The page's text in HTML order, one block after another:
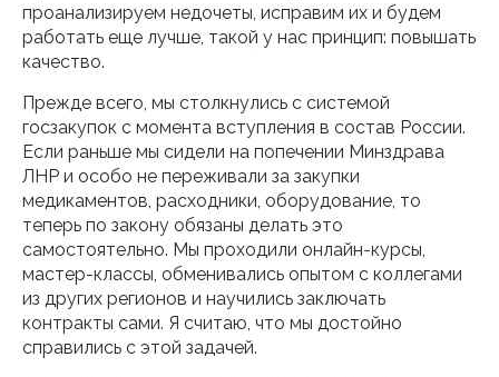
проанализируем недочеты, исправим их и будем
работать еще лучше, такой у нас принцип: повышать
качество.
Прежде всего, мы столкнулись с системой
госзакупок с момента вступления в состав России.
Если раньше мы сидели на попечении Минздрава
ЛНР и особо не переживали за закупки
медикаментов, расходники, оборудование, то
теперь по закону обязаны делать это
самостоятельно. Мы проходили онлайн-курсы,
мастер-классы, обменивались опытом с коллегами
из других регионов и научились заключать
контракты сами. Я считаю, что мы достойно
справились с этой задачей.